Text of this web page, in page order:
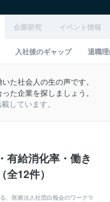
企業研究 イベント情報
入社後のギャップ 退職
た社会人の生の声です。
た企業を探しましょう。
しています。
有給消化率・働き
12件）
、医療法人社団白報会のワークラ